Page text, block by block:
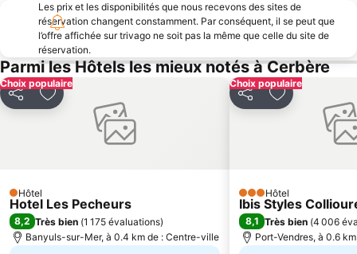
Le Port de Port Barcarès
Côte Vermeille
de Banyuls
Plage du Roussillon
Sant Pere Pescador
Portbou
Plage de la Punta
du Racou
De Canet
Parc des Expositions
Port de plaisance
Plage des Capellans
Palalda
La Platja
Ruïnes d' Empúries
Les prix et les disponibilités que nous recevons des sites de
réservation changent constamment. Par conséquent, il se peut que
l’offre affichée sur trivago ne soit pas la même que celle du site de
réservation.
Parmi les Hôtels les mieux notés à Cerbère
Choix populaire
PartagerAjouter à mes favoris
1 Étoiles
Hôtel
Hotel Les Pecheurs
8,2 Très bien (1 175 évaluations)
Banyuls-sur-Mer, à 0.4 km de : Centre-ville
Choix populaire
PartagerAjouter à
3 Étoiles
Hôtel
Ibis Styles
8,1 Très bien (4 006
Port-Vendres, à 0.6